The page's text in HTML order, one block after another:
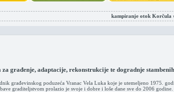
kampiranje otok Korčula
građenje, adaptacije, rekonstrukcije te dogradnje
građevinskog poduzeća Vranac Vela Luka koje je utemeljeno 1975.
graditeljstvom prolazio je svoje i dobre i loše dane sve do 2006 godine.